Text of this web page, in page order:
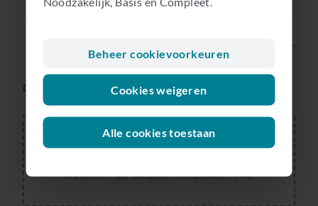
Alle cookies toestaan
Beheer cookievoorkeuren
Cookies weigeren
CV*
Alleen docx, pdf bestanden en maximaal 10 MB